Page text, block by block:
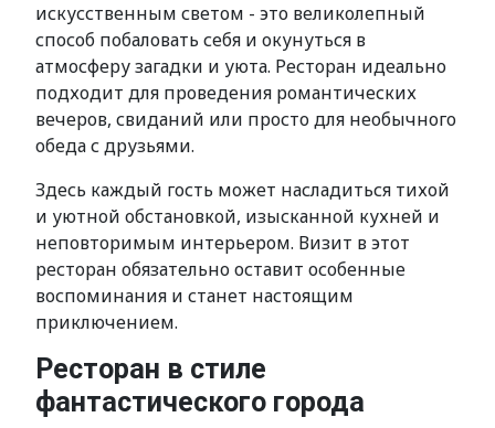
искусственным светом - это великолепный
способ побаловать себя и окунуться в
атмосферу загадки и уюта. Ресторан идеально
подходит для проведения романтических
вечеров, свиданий или просто для необычного
обеда с друзьями.
Здесь каждый гость может насладиться тихой
и уютной обстановкой, изысканной кухней и
неповторимым интерьером. Визит в этот
ресторан обязательно оставит особенные
воспоминания и станет настоящим
приключением.
Ресторан в стиле
фантастического города